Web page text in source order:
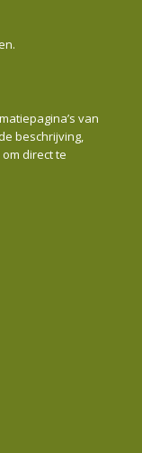
van
beschrijving,
direct te